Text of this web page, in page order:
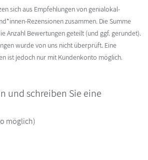
sich aus Empfehlungen von genialokal-
Rezensionen zusammen. Die Summe
Anzahl Bewertungen geteilt (und ggf. gerundet).
wurde von uns nicht überprüft. Eine
ist jedoch nur mit Kundenkonto möglich.
und schreiben Sie eine
möglich)